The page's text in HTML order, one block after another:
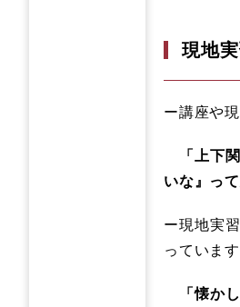
現地
ー講座や
「上下
いな』っ
ー現地実
っています
「懐か